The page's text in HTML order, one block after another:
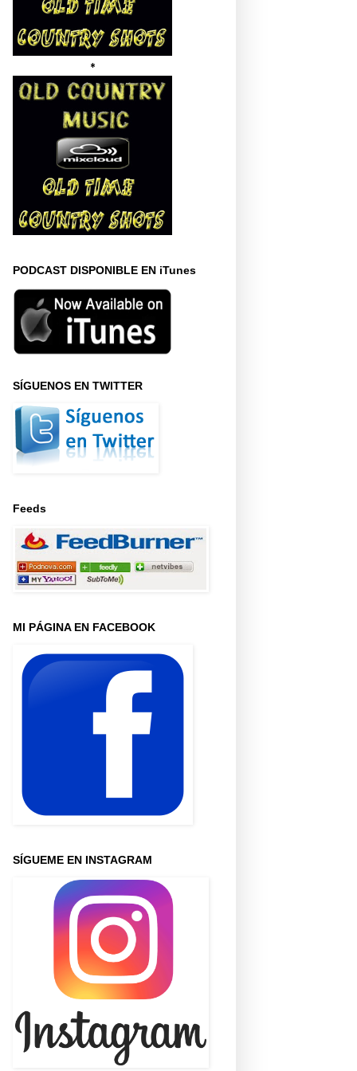
*
PODCAST DISPONIBLE EN iTunes
SÍGUENOS EN TWITTER
Feeds
MI PÁGINA EN FACEBOOK
SÍGUEME EN INSTAGRAM